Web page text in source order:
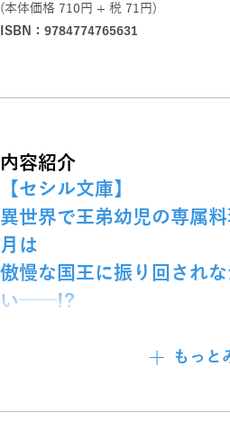
(本体価格 710円 + 税 71円)
ISBN：9784774765631
内容紹介
【セシル文庫】
異世界で王弟幼児の専属
月は
傲慢な国王に振り回され
い──!?
火事で焼けた実家のオーブンの中
そこで出会った迷子の幼児・リュ
もっと